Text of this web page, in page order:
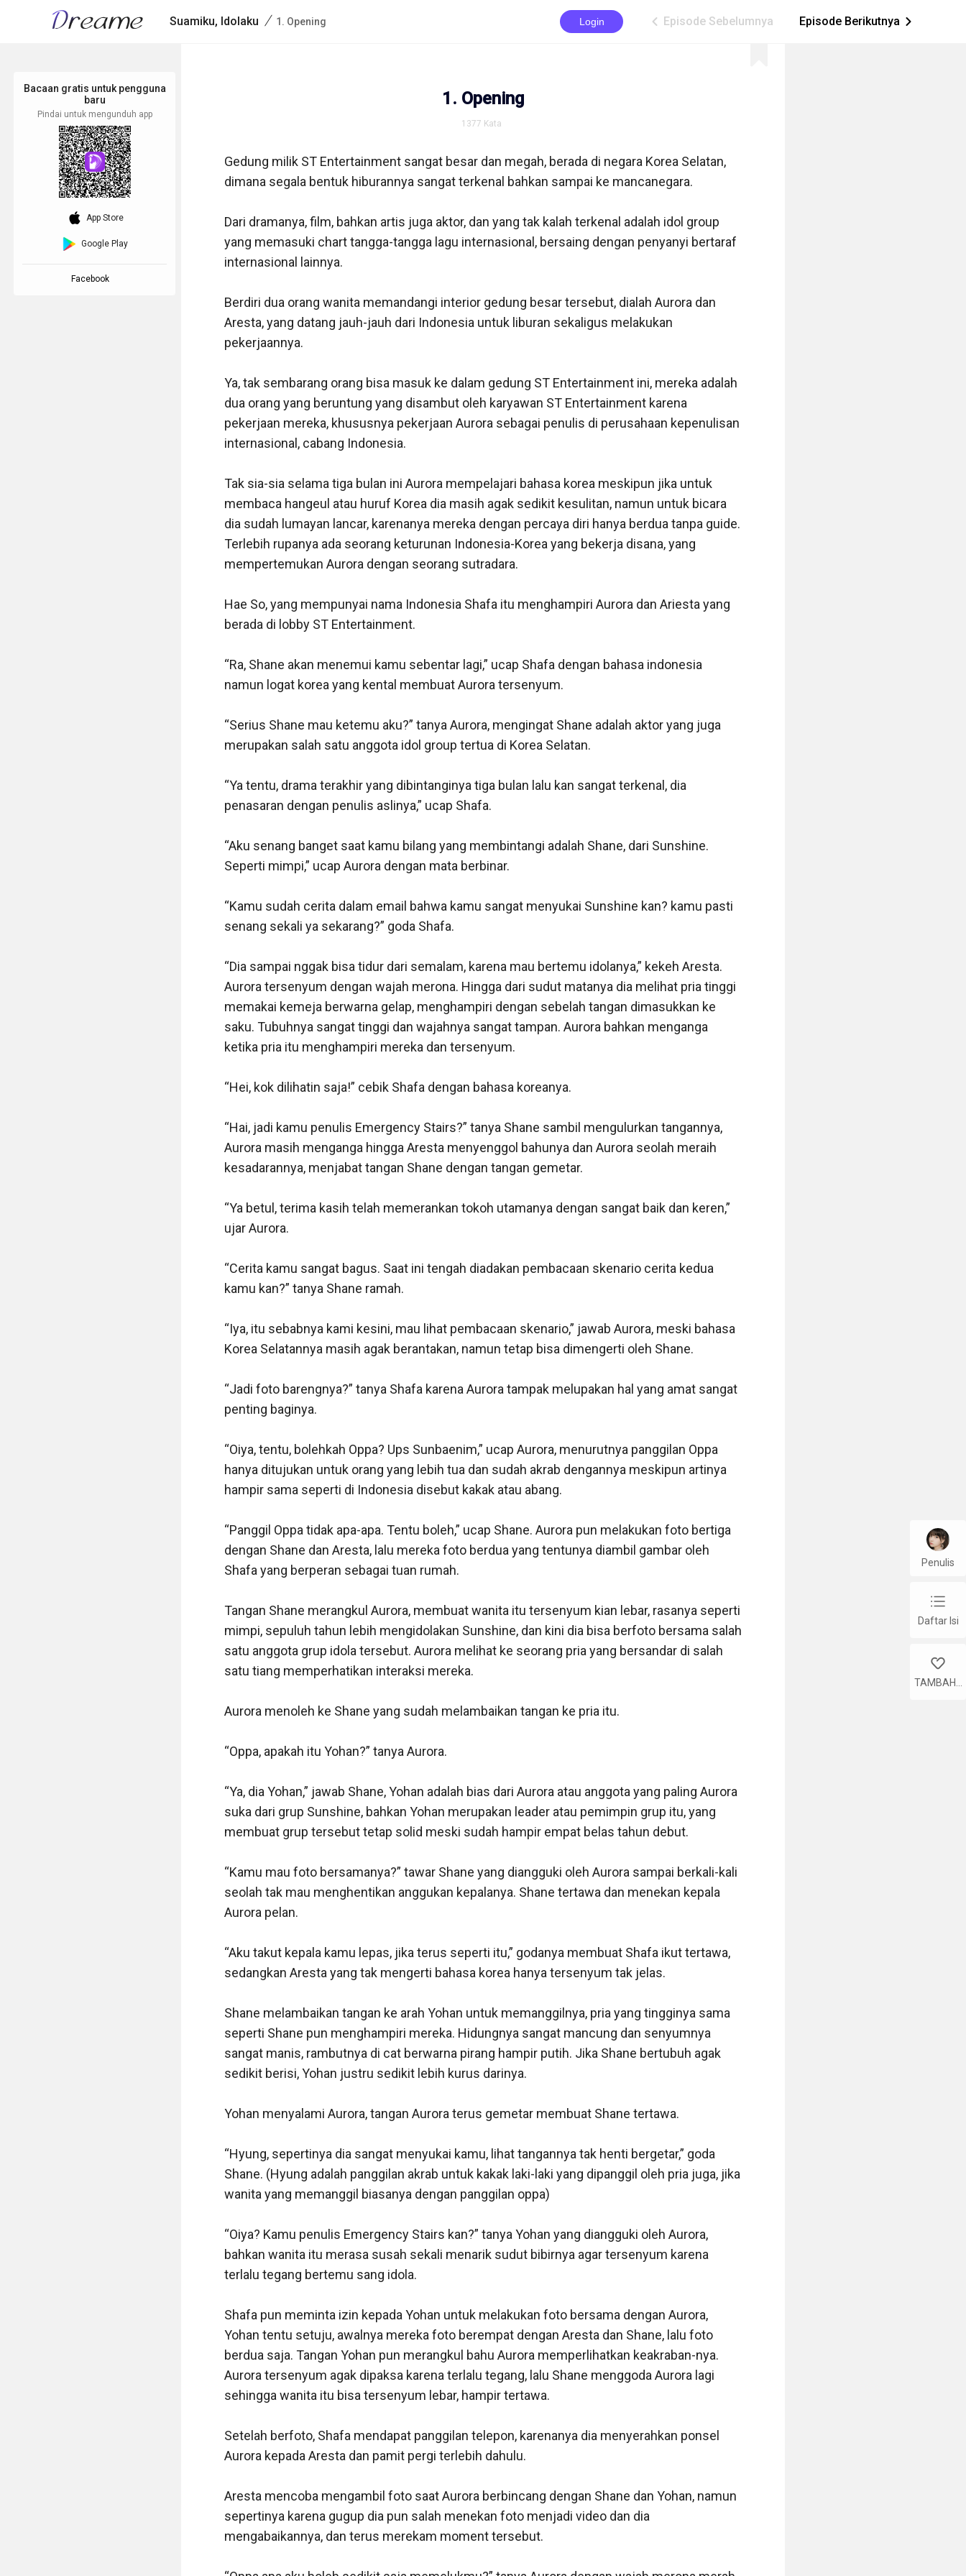
Suamiku, Idolaku / 1. Opening Login ic_arrow_left Episode Sebelumnya Episode Berikutnya ic_arrow_right
1. Opening
1377 Kata
Gedung milik ST Entertainment sangat besar dan megah, berada di negara Korea Selatan,
dimana segala bentuk hiburannya sangat terkenal bahkan sampai ke mancanegara.
Dari dramanya, film, bahkan artis juga aktor, dan yang tak kalah terkenal adalah idol group
yang memasuki chart tangga-tangga lagu internasional, bersaing dengan penyanyi bertaraf
internasional lainnya.
Berdiri dua orang wanita memandangi interior gedung besar tersebut, dialah Aurora dan
Aresta, yang datang jauh-jauh dari Indonesia untuk liburan sekaligus melakukan
pekerjaannya.
Ya, tak sembarang orang bisa masuk ke dalam gedung ST Entertainment ini, mereka adalah
dua orang yang beruntung yang disambut oleh karyawan ST Entertainment karena
pekerjaan mereka, khususnya pekerjaan Aurora sebagai penulis di perusahaan kepenulisan
internasional, cabang Indonesia.
Tak sia-sia selama tiga bulan ini Aurora mempelajari bahasa korea meskipun jika untuk
membaca hangeul atau huruf Korea dia masih agak sedikit kesulitan, namun untuk bicara
dia sudah lumayan lancar, karenanya mereka dengan percaya diri hanya berdua tanpa guide.
Terlebih rupanya ada seorang keturunan Indonesia-Korea yang bekerja disana, yang
mempertemukan Aurora dengan seorang sutradara.
Hae So, yang mempunyai nama Indonesia Shafa itu menghampiri Aurora dan Ariesta yang
berada di lobby ST Entertainment.
“Ra, Shane akan menemui kamu sebentar lagi,” ucap Shafa dengan bahasa indonesia
namun logat korea yang kental membuat Aurora tersenyum.
“Serius Shane mau ketemu aku?” tanya Aurora, mengingat Shane adalah aktor yang juga
merupakan salah satu anggota idol group tertua di Korea Selatan.
“Ya tentu, drama terakhir yang dibintanginya tiga bulan lalu kan sangat terkenal, dia
penasaran dengan penulis aslinya,” ucap Shafa.
“Aku senang banget saat kamu bilang yang membintangi adalah Shane, dari Sunshine.
Seperti mimpi,” ucap Aurora dengan mata berbinar.
“Kamu sudah cerita dalam email bahwa kamu sangat menyukai Sunshine kan? kamu pasti
senang sekali ya sekarang?” goda Shafa.
“Dia sampai nggak bisa tidur dari semalam, karena mau bertemu idolanya,” kekeh Aresta.
Aurora tersenyum dengan wajah merona. Hingga dari sudut matanya dia melihat pria tinggi
memakai kemeja berwarna gelap, menghampiri dengan sebelah tangan dimasukkan ke
saku. Tubuhnya sangat tinggi dan wajahnya sangat tampan. Aurora bahkan menganga
ketika pria itu menghampiri mereka dan tersenyum.
“Hei, kok dilihatin saja!” cebik Shafa dengan bahasa koreanya.
“Hai, jadi kamu penulis Emergency Stairs?” tanya Shane sambil mengulurkan tangannya,
Aurora masih menganga hingga Aresta menyenggol bahunya dan Aurora seolah meraih
kesadarannya, menjabat tangan Shane dengan tangan gemetar.
“Ya betul, terima kasih telah memerankan tokoh utamanya dengan sangat baik dan keren,”
ujar Aurora.
“Cerita kamu sangat bagus. Saat ini tengah diadakan pembacaan skenario cerita kedua
kamu kan?” tanya Shane ramah.
“Iya, itu sebabnya kami kesini, mau lihat pembacaan skenario,” jawab Aurora, meski bahasa
Korea Selatannya masih agak berantakan, namun tetap bisa dimengerti oleh Shane.
“Jadi foto barengnya?” tanya Shafa karena Aurora tampak melupakan hal yang amat sangat
penting baginya.
“Oiya, tentu, bolehkah Oppa? Ups Sunbaenim,” ucap Aurora, menurutnya panggilan Oppa
hanya ditujukan untuk orang yang lebih tua dan sudah akrab dengannya meskipun artinya
hampir sama seperti di Indonesia disebut kakak atau abang.
“Panggil Oppa tidak apa-apa. Tentu boleh,” ucap Shane. Aurora pun melakukan foto bertiga
dengan Shane dan Aresta, lalu mereka foto berdua yang tentunya diambil gambar oleh
Shafa yang berperan sebagai tuan rumah.
Tangan Shane merangkul Aurora, membuat wanita itu tersenyum kian lebar, rasanya seperti
mimpi, sepuluh tahun lebih mengidolakan Sunshine, dan kini dia bisa berfoto bersama salah
satu anggota grup idola tersebut. Aurora melihat ke seorang pria yang bersandar di salah
satu tiang memperhatikan interaksi mereka.
Aurora menoleh ke Shane yang sudah melambaikan tangan ke pria itu.
“Oppa, apakah itu Yohan?” tanya Aurora.
“Ya, dia Yohan,” jawab Shane, Yohan adalah bias dari Aurora atau anggota yang paling Aurora
suka dari grup Sunshine, bahkan Yohan merupakan leader atau pemimpin grup itu, yang
membuat grup tersebut tetap solid meski sudah hampir empat belas tahun debut.
“Kamu mau foto bersamanya?” tawar Shane yang diangguki oleh Aurora sampai berkali-kali
seolah tak mau menghentikan anggukan kepalanya. Shane tertawa dan menekan kepala
Aurora pelan.
“Aku takut kepala kamu lepas, jika terus seperti itu,” godanya membuat Shafa ikut tertawa,
sedangkan Aresta yang tak mengerti bahasa korea hanya tersenyum tak jelas.
Shane melambaikan tangan ke arah Yohan untuk memanggilnya, pria yang tingginya sama
seperti Shane pun menghampiri mereka. Hidungnya sangat mancung dan senyumnya
sangat manis, rambutnya di cat berwarna pirang hampir putih. Jika Shane bertubuh agak
sedikit berisi, Yohan justru sedikit lebih kurus darinya.
Yohan menyalami Aurora, tangan Aurora terus gemetar membuat Shane tertawa.
“Hyung, sepertinya dia sangat menyukai kamu, lihat tangannya tak henti bergetar,” goda
Shane. (Hyung adalah panggilan akrab untuk kakak laki-laki yang dipanggil oleh pria juga, jika
wanita yang memanggil biasanya dengan panggilan oppa)
“Oiya? Kamu penulis Emergency Stairs kan?” tanya Yohan yang diangguki oleh Aurora,
bahkan wanita itu merasa susah sekali menarik sudut bibirnya agar tersenyum karena
terlalu tegang bertemu sang idola.
Shafa pun meminta izin kepada Yohan untuk melakukan foto bersama dengan Aurora,
Yohan tentu setuju, awalnya mereka foto berempat dengan Aresta dan Shane, lalu foto
berdua saja. Tangan Yohan pun merangkul bahu Aurora memperlihatkan keakraban-nya.
Aurora tersenyum agak dipaksa karena terlalu tegang, lalu Shane menggoda Aurora lagi
sehingga wanita itu bisa tersenyum lebar, hampir tertawa.
Setelah berfoto, Shafa mendapat panggilan telepon, karenanya dia menyerahkan ponsel
Aurora kepada Aresta dan pamit pergi terlebih dahulu.
Aresta mencoba mengambil foto saat Aurora berbincang dengan Shane dan Yohan, namun
sepertinya karena gugup dia pun salah menekan foto menjadi video dan dia
mengabaikannya, dan terus merekam moment tersebut.
Bacaan gratis untuk pengguna
baru
Pindai untuk mengunduh app
download_ios App Store
Google Play
Facebook
Penulis
chap_list
Daftar Isi
like
TAMBAHK